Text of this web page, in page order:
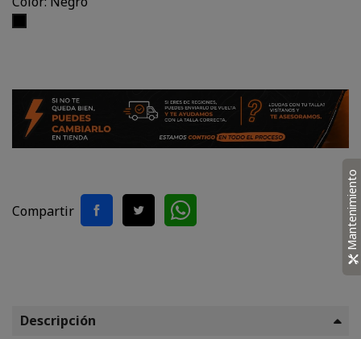
Compartir
Descripción
Mantenimiento